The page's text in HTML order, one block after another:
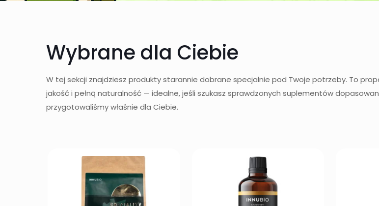
Wybrane dla Ciebie
W tej sekcji znajdziesz produkty starannie dobrane specjalnie pod Twoje potrzeby. To
jakość i pełną naturalność — idealne, jeśli szukasz sprawdzonych suplementów
przygotowaliśmy właśnie dla Ciebie.